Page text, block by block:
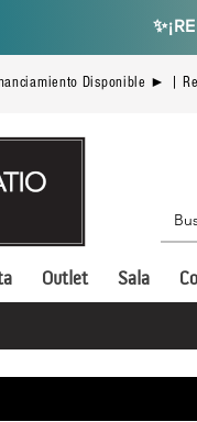
✨
Disponible ► |
Outlet Sala